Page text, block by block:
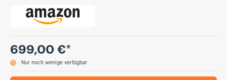
Preis
699,00 €*
Nur noch wenige verfügbar